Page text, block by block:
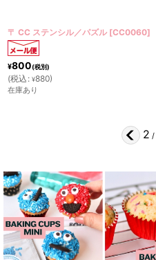
〒 CC ステンシル／パズル [CC0060]
¥800(税別)
(税込 : ¥880)
在庫あり
2 /